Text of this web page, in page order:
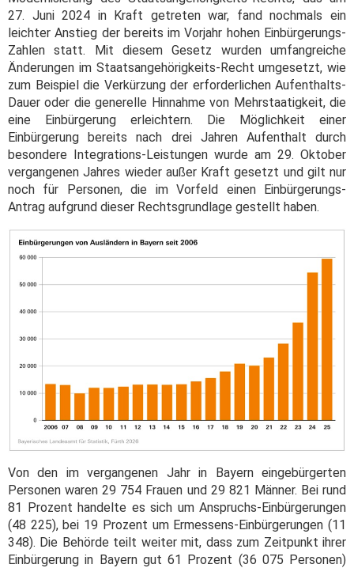
27. Juni 2024 in Kraft getreten war, fand nochmals ein
leichter Anstieg der bereits im Vorjahr hohen Einbürgerungs-
Zahlen statt. Mit diesem Gesetz wurden umfangreiche
Änderungen im Staatsangehörigkeits-Recht umgesetzt, wie
zum Beispiel die Verkürzung der erforderlichen Aufenthalts-
Dauer oder die generelle Hinnahme von Mehrstaatigkeit, die
eine Einbürgerung erleichtern. Die Möglichkeit einer
Einbürgerung bereits nach drei Jahren Aufenthalt durch
besondere Integrations-Leistungen wurde am 29. Oktober
vergangenen Jahres wieder außer Kraft gesetzt und gilt nur
noch für Personen, die im Vorfeld einen Einbürgerungs-
Antrag aufgrund dieser Rechtsgrundlage gestellt haben.
Von den im vergangenen Jahr in Bayern eingebürgerten
Personen waren 29 754 Frauen und 29 821 Männer. Bei rund
81 Prozent handelte es sich um Anspruchs-Einbürgerungen
(48 225), bei 19 Prozent um Ermessens-Einbürgerungen (11
348). Die Behörde teilt weiter mit, dass zum Zeitpunkt ihrer
Einbürgerung in Bayern gut 61 Prozent (36 075 Personen)